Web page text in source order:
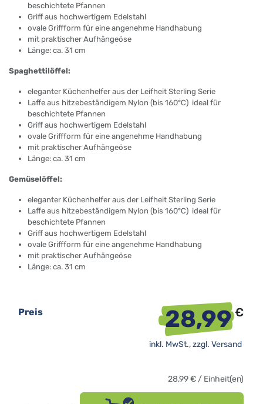
beschichtete Pfannen
Griff aus hochwertigem Edelstahl
ovale Griffform für eine angenehme Handhabung
mit praktischer Aufhängeöse
Länge: ca. 31 cm
Spaghettilöffel:
eleganter Küchenhelfer aus der Leifheit Sterling Serie
Laffe aus hitzebeständigem Nylon (bis 160°C)  ideal für
beschichtete Pfannen
Griff aus hochwertigem Edelstahl
ovale Griffform für eine angenehme Handhabung
mit praktischer Aufhängeöse
Länge: ca. 31 cm
Gemüselöffel:
eleganter Küchenhelfer aus der Leifheit Sterling Serie
Laffe aus hitzebeständigem Nylon (bis 160°C)  ideal für
beschichtete Pfannen
Griff aus hochwertigem Edelstahl
ovale Griffform für eine angenehme Handhabung
mit praktischer Aufhängeöse
Länge: ca. 31 cm
Preis 28,99€
inkl. MwSt., zzgl. Versand
28,99€ / Einheit(en)